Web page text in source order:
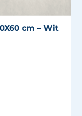
cm – Wit